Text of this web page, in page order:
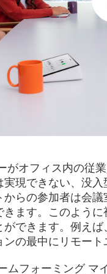
がオフィス内の従
現できない、没
らの参加者は会
きます。このよう
できます。例え
の最中にリモート
ムフォーミング マ